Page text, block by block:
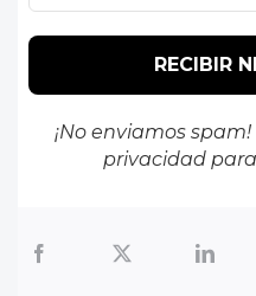
¡No enviamos
privacidadpara